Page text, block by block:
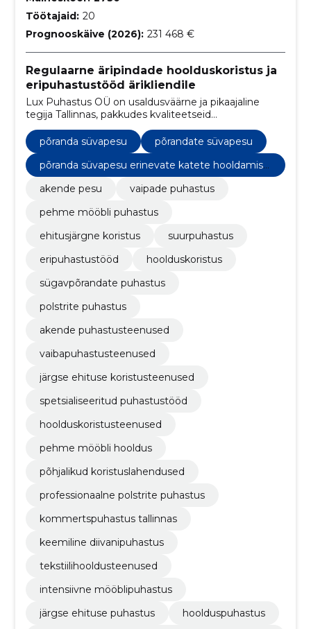
Töötajaid: 20
Prognooskäive (2026): 231 468 €
Regulaarne äripindade hoolduskoristus ja
eripuhastustööd ärikliendile
Lux Puhastus OÜ on usaldusväärne ja pikaajaline
tegija Tallinnas, pakkudes kvaliteetseid
hoolduskoristuse teenuseid erinevatele äripindadele.
põranda süvapesu
põrandate süvapesu
põranda süvapesu erinevate katete hooldamise
ks.
akende pesu
vaipade puhastus
pehme mööbli puhastus
ehitusjärgne koristus
suurpuhastus
eripuhastustööd
hoolduskoristus
sügavpõrandate puhastus
polstrite puhastus
akende puhastusteenused
vaibapuhastusteenused
järgse ehituse koristusteenused
spetsialiseeritud puhastustööd
hoolduskoristusteenused
pehme mööbli hooldus
põhjalikud koristuslahendused
professionaalne polstrite puhastus
kommertspuhastus tallinnas
keemiline diivanipuhastus
tekstiilihooldusteenused
intensiivne mööblipuhastus
järgse ehituse puhastus
hoolduspuhastus